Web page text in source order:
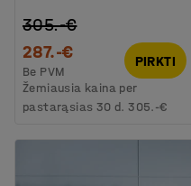
287.-€
305.-€
Be PVM
PIRKTI
Žemiausia kaina per
pastarąsias 30 d. 305.-€